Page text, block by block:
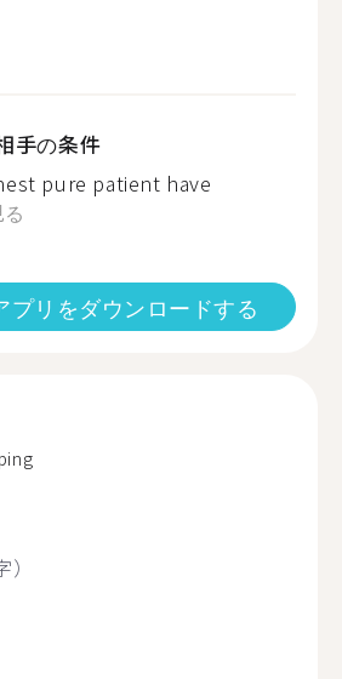
手の条件
pure patient have
プリをダウンロードする